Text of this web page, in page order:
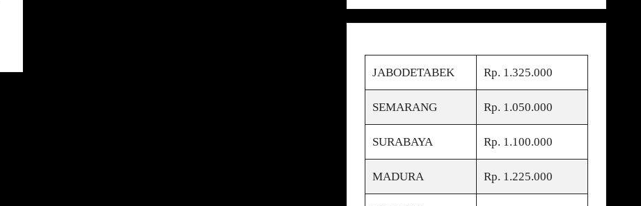
JABODETABEK Rp. 1.325.000
SEMARANG Rp. 1.050.000
SURABAYA Rp. 1.100.000
MADURA Rp. 1.225.000